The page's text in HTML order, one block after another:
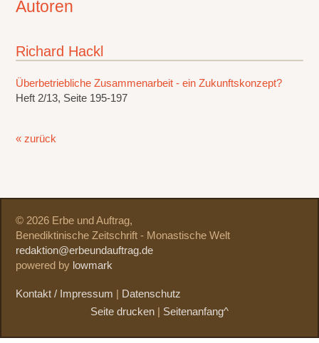
Autoren
Richard Hackl
Überbetriebliche Zusammenarbeit - ein Zukunftskonzept?
Heft 2/13, Seite 195-197
« zurück
© 2026 Erbe und Auftrag,
Benediktinische Zeitschrift - Monastische Welt
redaktion@erbeundauftrag.de
powered by lowmark
Kontakt / Impressum
Datenschutz
Seite drucken
Seitenanfang^